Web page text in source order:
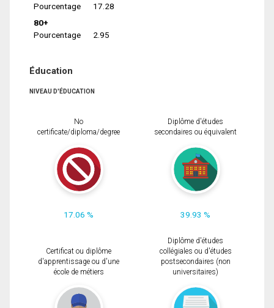
Pourcentage
17.28
80+
Pourcentage
2.95
Éducation
NIVEAU D'ÉDUCATION
No
certificate/diploma/degree
17.06 %
Diplôme d'études
secondaires ou équivalent
39.93 %
Certificat ou diplôme
d'apprentissage ou d'une
école de métiers
Diplôme d'études
collégiales ou d'études
postsecondaires (non
universitaires)